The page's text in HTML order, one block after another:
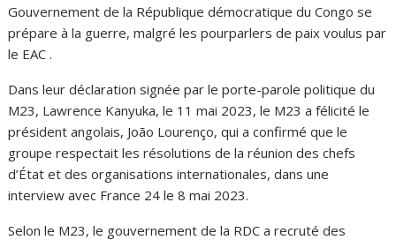
Gouvernement de la République démocratique du Congo se
prépare à la guerre, malgré les pourparlers de paix voulus par
le EAC .
Dans leur déclaration signée par le porte-parole politique du
M23, Lawrence Kanyuka, le 11 mai 2023, le M23 a félicité le
président angolais, João Lourenço, qui a confirmé que le
groupe respectait les résolutions de la réunion des chefs
d’État et des organisations internationales, dans une
interview avec France 24 le 8 mai 2023.
Selon le M23, le gouvernement de la RDC a recruté des